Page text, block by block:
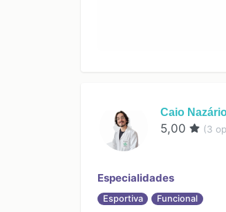
Caio
5,00 (3
Especialidades
Esportiva Funcional